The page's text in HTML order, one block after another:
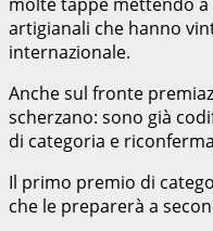
artigianali che hanno
internazionale.
Anche sul fronte
scherzano: sono già
di categoria e
Il primo premio di
che le preparerà a